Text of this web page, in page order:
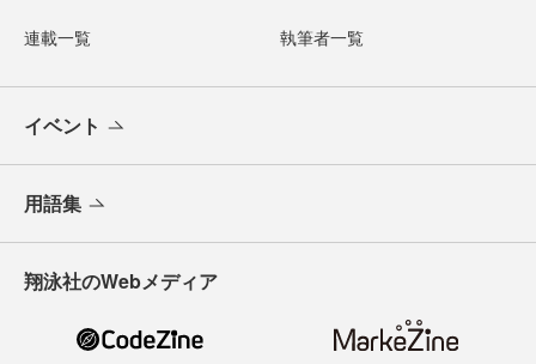
連載一覧 執筆者一覧
イベント
用語集
翔泳社のWebメディア